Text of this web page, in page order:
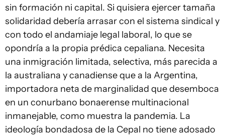
sin formación ni capital. Si quisiera ejercer tamaña
solidaridad debería arrasar con el sistema sindical y
con todo el andamiaje legal laboral, lo que se
opondría a la propia prédica cepaliana. Necesita
una inmigración limitada, selectiva, más parecida a
la australiana y canadiense que a la Argentina,
importadora neta de marginalidad que desemboca
en un conurbano bonaerense multinacional
inmanejable, como muestra la pandemia. La
ideología bondadosa de la Cepal no tiene adosado